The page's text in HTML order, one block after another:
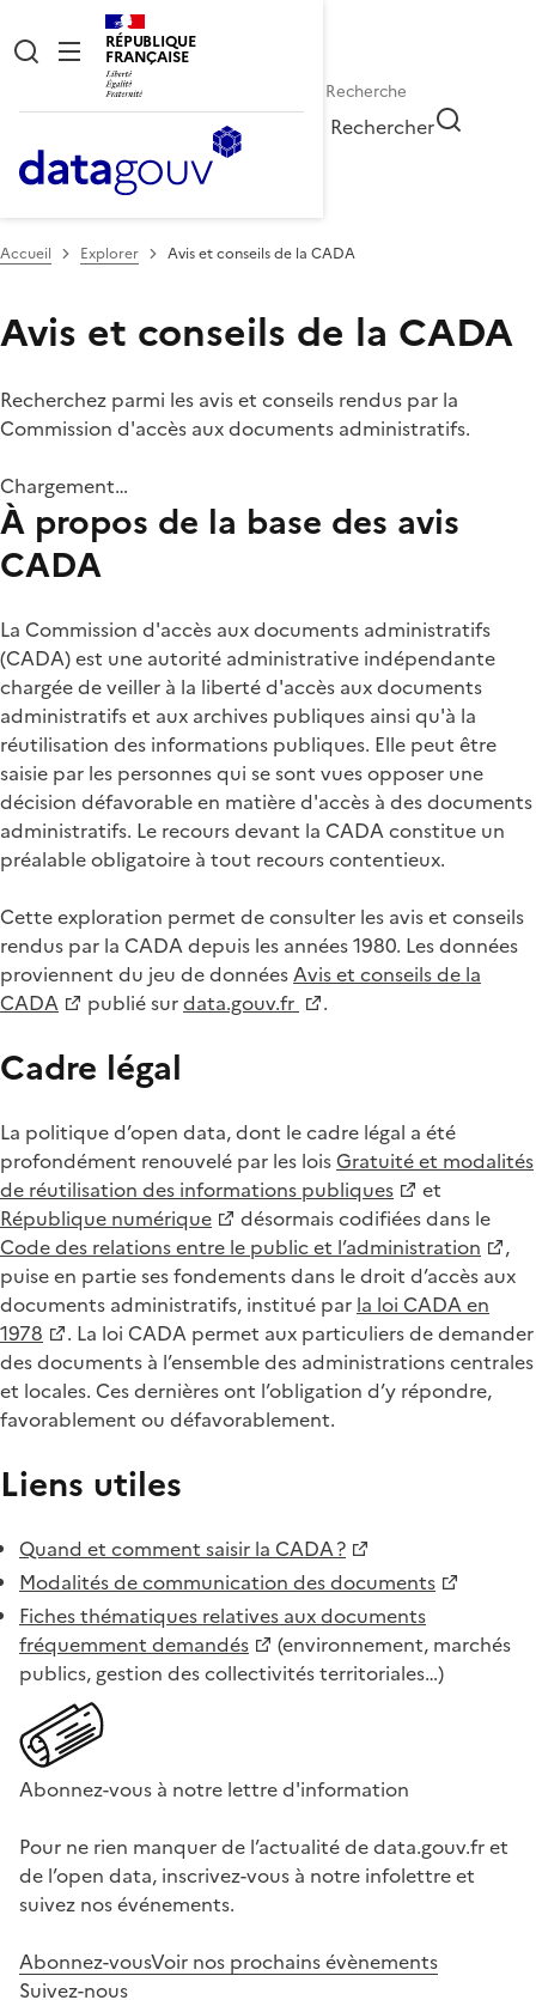
RÉPUBLIQUE
FRANÇAISE
Rechercher
Accueil Explorer Avis et conseils de la CADA
Avis et conseils de la CADA
Recherchez parmi les avis et conseils rendus par la
Commission d'accès aux documents administratifs.
Chargement…
À propos de la base des avis
CADA
La Commission d'accès aux documents administratifs
(CADA) est une autorité administrative indépendante
chargée de veiller à la liberté d'accès aux documents
administratifs et aux archives publiques ainsi qu'à la
réutilisation des informations publiques. Elle peut être
saisie par les personnes qui se sont vues opposer une
décision défavorable en matière d'accès à des documents
administratifs. Le recours devant la CADA constitue un
préalable obligatoire à tout recours contentieux.
Cette exploration permet de consulter les avis et conseils
rendus par la CADA depuis les années 1980. Les données
proviennent du jeu de donnéesAvis et conseils de la
CADA
publié surdata.gouv.fr .
Cadre légal
La politique d’open data, dont le cadre légal a été
profondément renouvelé par les loisGratuité et modalités
de réutilisation des informations publiques
et
République numérique
désormais codifiées dans le
Code des relations entre le public et l’administration
,
puise en partie ses fondements dans le droit d’accès aux
documents administratifs, institué par la loi CADA en
1978
. La loi CADA permet aux particuliers de demander
des documents à l’ensemble des administrations centrales
et locales. Ces dernières ont l’obligation d’y répondre,
favorablement ou défavorablement.
Liens utiles
Quand et comment saisir la CADA ?
Modalités de communication des documents
Fiches thématiques relatives aux documents
fréquemment demandés
(environnement, marchés
publics, gestion des collectivités territoriales…)
Abonnez-vous à notre lettre d'information
Pour ne rien manquer de l’actualité de data.gouv.fr et
de l’open data, inscrivez-vous à notre infolettre et
suivez nos événements.
Abonnez-vousVoir nos prochains évènements
Suivez-nous